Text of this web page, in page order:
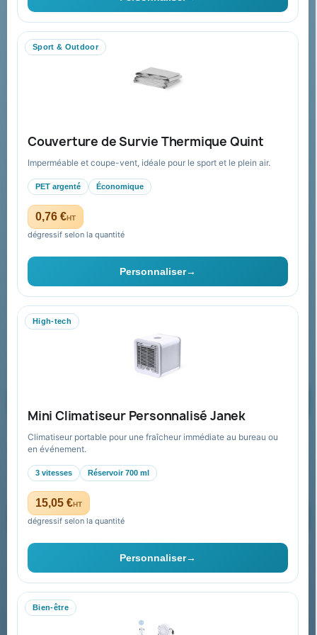
Sport & Outdoor
Couverture de Survie Thermique Quint
Imperméable et coupe-vent, idéale pour le sport et le plein air.
PET argenté Économique
0,76 €HT
dégressif selon la quantité
Personnaliser→
High-tech
Mini Climatiseur Personnalisé Janek
Climatiseur portable pour une fraîcheur immédiate au bureau ou
en événement.
3 vitesses Réservoir 700 ml
15,05 €HT
dégressif selon la quantité
Personnaliser→
Bien-être
Livraison
FAQ sur Promenoch Goodies Pub France
Conditions de retour
Paiement sécurisé
Plan du site
Contact & devis
06 09 53 17 41
WhatsApp
equipe@promenoch-goodies.com
Recevez nos offres spéciales
Vous pouvez vous désinscrire à tout moment. Vous trouverez pour
cela nos informations de contact dans les conditions d'utilisation du
site.
Collectivités & administrations